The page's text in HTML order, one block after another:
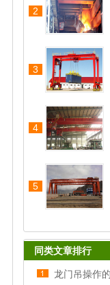
2
3
4
5
同类文章排行